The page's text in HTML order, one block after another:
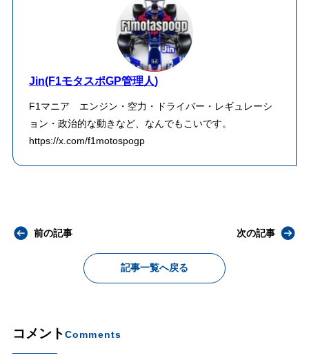
Jin(F1モタスポGP管理人)
F1マニア エンジン・空力・ドライバー・レギュレーシ
ョン・政治的な動きなど、なんでもこいです。
https://x.com/f1motospogp
前の記事
記事一覧へ戻る
次の記事
コメントComments